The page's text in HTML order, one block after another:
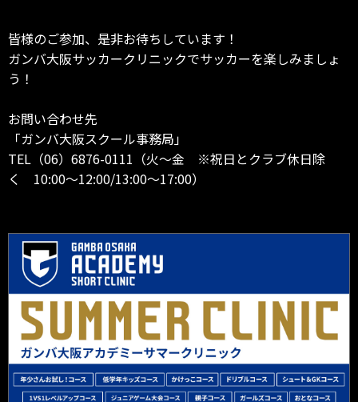
皆様のご参加、是非お待ちしています！
ガンバ大阪サッカークリニックでサッカーを楽しみましょ
う！
お問い合わせ先
「ガンバ大阪スクール事務局」
TEL（06）6876-0111（火～金 ※祝日とクラブ休日除
く 10:00～12:00/13:00～17:00）